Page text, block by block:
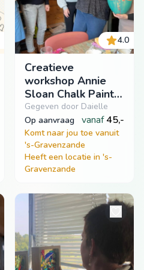
4.0
Creatieve
workshop Annie
Sloan Chalk Paint
met je eigen
groep(je)
Gegeven door Daielle
op aanvraag
vanaf 45,-
Komt naar jou toe vanuit
's-Gravenzande
Heeft een locatie in 's-
Gravenzande